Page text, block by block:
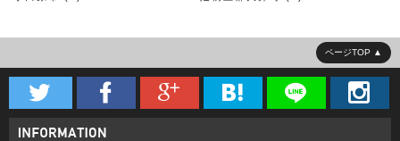
ページTOP
     